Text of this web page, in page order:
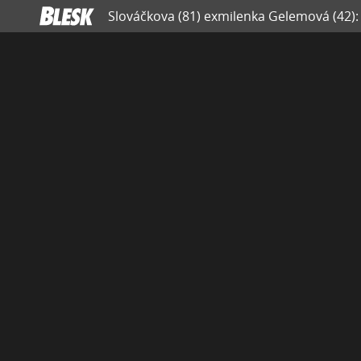
Slováčkova (81) exmilenka Gelemová